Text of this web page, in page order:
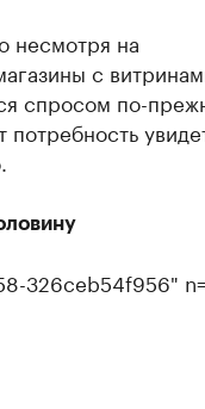
несмотря на
с
спросом по-
потребность
326ceb54f956"